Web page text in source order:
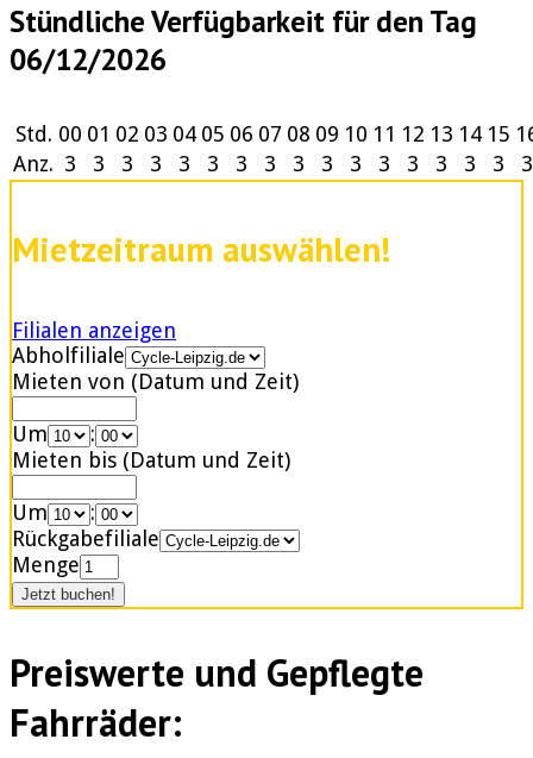
Stündliche Verfügbarkeit für den Tag
06/12/2026
Std. 00 01 02 03 04 05 06 07 08 09 10 11 12 13 14 15
Anz. 3 3 3 3 3 3 3 3 3 3 3 3 3 3 3 3 3
Mietzeitraum auswählen!
Filialen anzeigen
Abholfiliale
Mieten von (Datum und Zeit)
Um
:
Mieten bis (Datum und Zeit)
Um
:
Rückgabefiliale
Menge
Preiswerte und Gepflegte
Fahrräder: